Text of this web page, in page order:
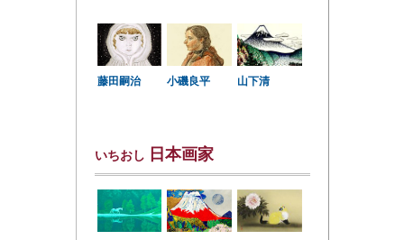
藤田嗣治 小磯良平 山下清
いちおし 日本画家